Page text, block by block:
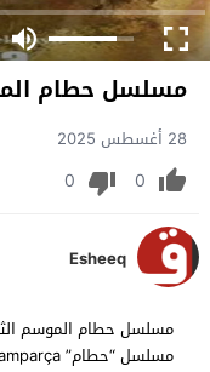
مسلسل حطام
28 أغسطس 2025
0
0
Esheeq